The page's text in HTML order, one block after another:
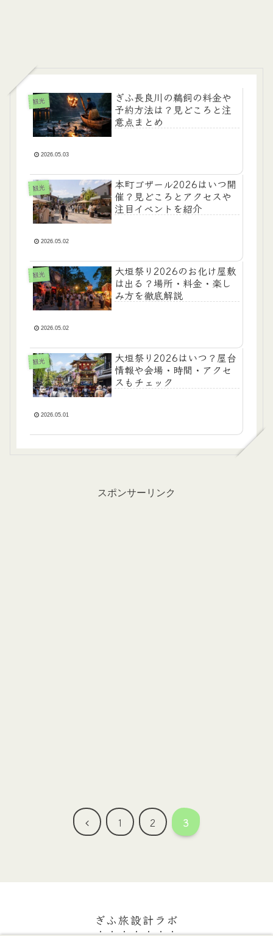
観光
ぎふ長良川の鵜飼の料金や
予約方法は？見どころと注
意点まとめ
2026.05.03
観光
本町ゴザール2026はいつ開
催？見どころとアクセスや
注目イベントを紹介
2026.05.02
観光
大垣祭り2026のお化け屋敷
は出る？場所・料金・楽し
み方を徹底解説
2026.05.02
観光
大垣祭り2026はいつ？屋台
情報や会場・時間・アクセ
スもチェック
2026.05.01
スポンサーリンク
前
1 2 3
ぎふ旅設計ラボ